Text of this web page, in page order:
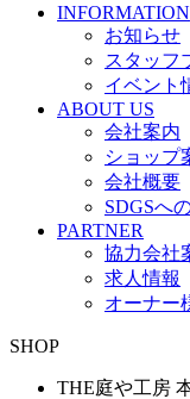
INFORMATION
お知らせ
スタッフ
イベント
ABOUT US
会社案内
ショップ
会社概要
SDGSへ
PARTNER
協力会社
求人情報
オーナー
SHOP
THE庭や工房